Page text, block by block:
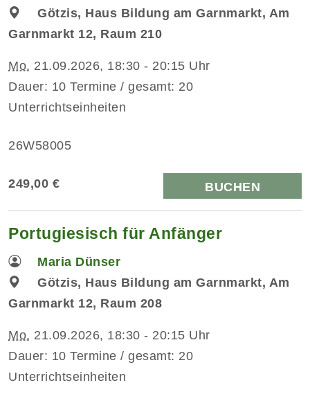
Götzis, Haus Bildung am Garnmarkt, Am
Garnmarkt 12, Raum 210
Mo. 21.09.2026, 18:30 - 20:15 Uhr
Dauer: 10 Termine / gesamt: 20
Unterrichtseinheiten
26W58005
249,00 € BUCHEN
Portugiesisch für Anfänger
Maria Dünser
Götzis, Haus Bildung am Garnmarkt, Am
Garnmarkt 12, Raum 208
Mo. 21.09.2026, 18:30 - 20:15 Uhr
Dauer: 10 Termine / gesamt: 20
Unterrichtseinheiten